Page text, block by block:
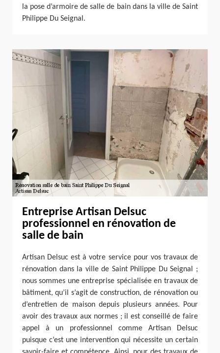
la pose d’armoire de salle de bain dans la ville de Saint
Philippe Du Seignal.
Entreprise Artisan Delsuc
professionnel en rénovation de
salle de bain
Artisan Delsuc est à votre service pour vos travaux de
rénovation dans la ville de Saint Philippe Du Seignal ;
nous sommes une entreprise spécialisée en travaux de
bâtiment, qu’il s’agit de construction, de rénovation ou
d’entretien de maison depuis plusieurs années. Pour
avoir des travaux aux normes ; il est conseillé de faire
appel à un professionnel comme Artisan Delsuc
puisque c’est une intervention qui nécessite un certain